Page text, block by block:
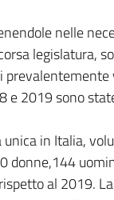
nelle
legislatura,
e 2019 sono
in Italia,
donne,144
al 2019.